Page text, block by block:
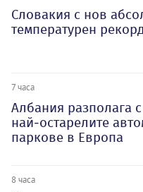
Словакия с нов
температурен
7 часа
Албания разполага
най-остарелите
паркове в Европа
8 часа